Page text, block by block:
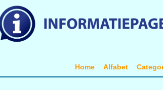
Home Alfabet